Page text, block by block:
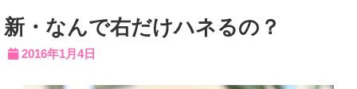
新・なんで右だけハネるの？
2016年1月4日